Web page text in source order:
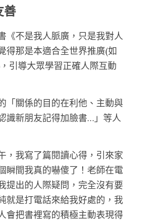
善
《不是我人脈廣，只是我對人
得那是本適合全世界推廣(如
引導大眾學習正確人際互動
「關係的目的在利他、主動與
識新朋友記得加臉書…」等人
，我寫了篇閱讀心得，引來家
瞬間我真的嚇傻了！老師在電
提出的人際疑問，完全沒有要
就是打電話來給我好處的，我
會把書裡寫的積極主動表現得